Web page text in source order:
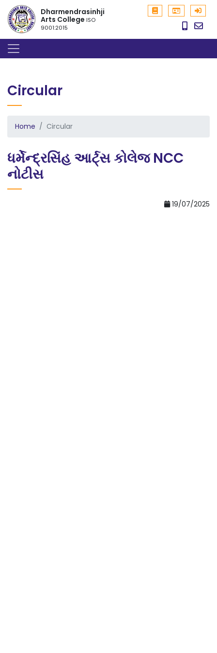
Dharmendrasinhji
Arts CollegeISO
9001:2015
Circular
Home Circular
ધર્મેન્દ્રસિંહ આર્ટ્સ કોલેજ NCC
નોટીસ
19/07/2025